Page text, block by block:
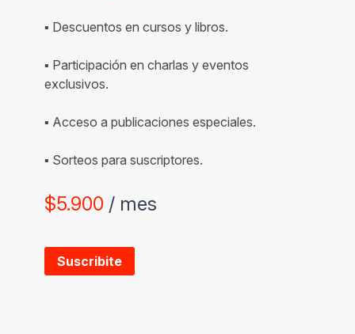
▪ Descuentos en cursos y libros.
▪ Participación en charlas y eventos
exclusivos.
▪ Acceso a publicaciones especiales.
▪ Sorteos para suscriptores.
$5.900 / mes
Suscribite